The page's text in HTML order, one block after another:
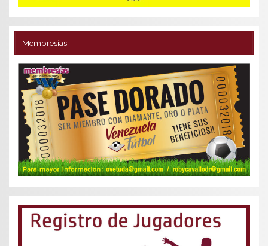
Membresías